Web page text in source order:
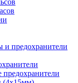
предохранители